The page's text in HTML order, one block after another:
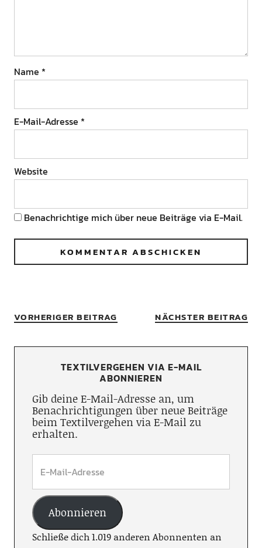
Name *
E-Mail-Adresse *
Website
Benachrichtige mich über neue Beiträge via E-Mail.
VORHERIGER BEITRAG NÄCHSTER BEITRAG
TEXTILVERGEHEN VIA E-MAIL
ABONNIEREN
Gib deine E-Mail-Adresse an, um
Benachrichtigungen über neue Beiträge
beim Textilvergehen via E-Mail zu
erhalten.
Abonnieren
Schließe dich 1.019 anderen Abonnenten an